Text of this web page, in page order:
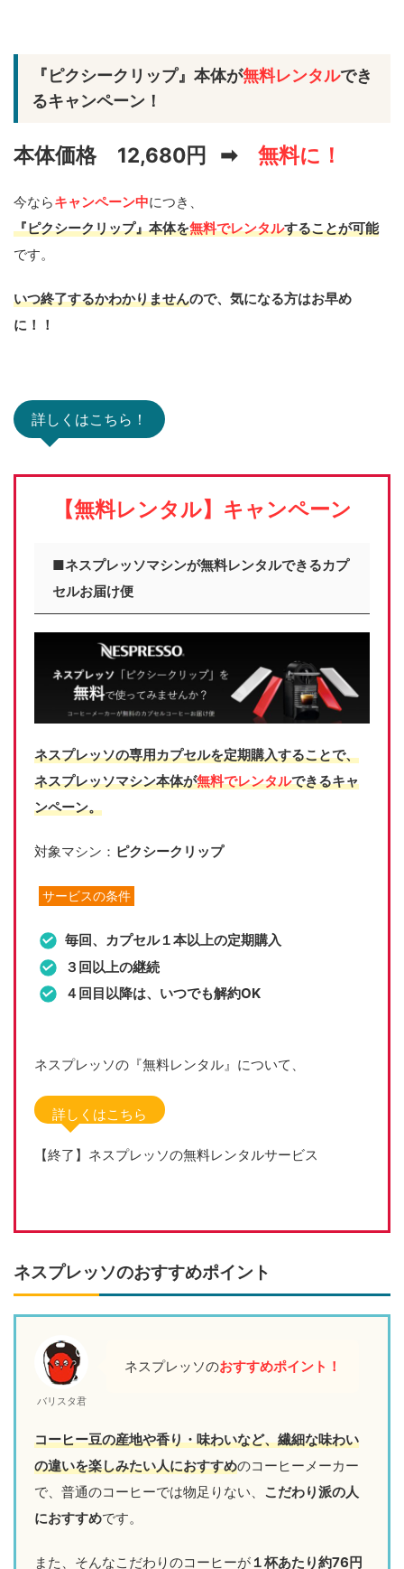
『ピクシークリップ』本体が無料レンタルでき
るキャンペーン！
本体価格 12,680円 ➡ 無料に！
今ならキャンペーン中につき、
『ピクシークリップ』本体を無料でレンタルすることが可能
です。
いつ終了するかわかりませんので、気になる方はお早め
に！！
詳しくはこちら！
【無料レンタル】キャンペーン
■ネスプレッソマシンが無料レンタルできるカプ
セルお届け便
ネスプレッソの専用カプセルを定期購入することで、
ネスプレッソマシン本体が無料でレンタルできるキャ
ンペーン。
対象マシン： ピクシークリップ
サービスの条件
毎回、カプセル１本以上の定期購入
３回以上の継続
４回目以降は、いつでも解約OK
ネスプレッソの『無料レンタル』について、
詳しくはこちら
【終了】ネスプレッソの無料レンタルサービス
ネスプレッソのおすすめポイント
バリスタ君
ネスプレッソのおすすめポイント！
コーヒー豆の産地や香り・味わいなど、繊細な味わい
の違いを楽しみたい人におすすめのコーヒーメーカー
で、普通のコーヒーでは物足りない、 こだわり派の人
におすすめです。
また、そんなこだわりのコーヒーが １杯あたり約76円